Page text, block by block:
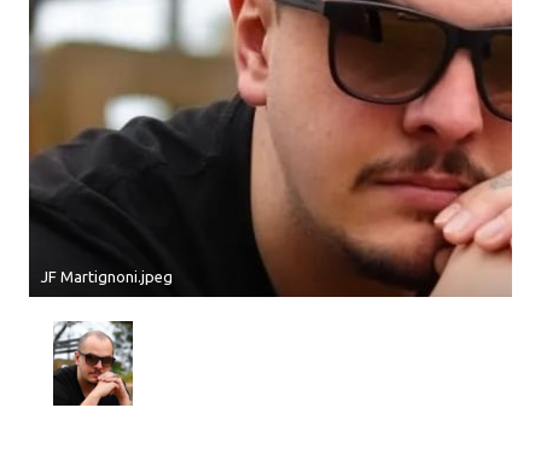
JF Martignoni.jpeg